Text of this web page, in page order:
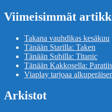
Viimeisimmät
Takana vauhdikas kesäkuu
Tänään Starilla: Taken
Tänään Subilla: Titanic
Tänään Kakkosella:
Viaplay tarjoaa
Arkistot